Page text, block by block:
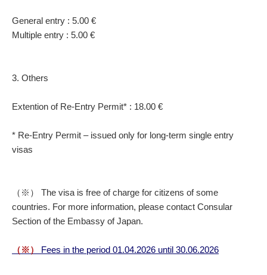
General entry : 5.00 €
Multiple entry : 5.00 €
3. Others
Extention of Re-Entry Permit* : 18.00 €
* Re-Entry Permit – issued only for long-term single entry
visas
（※） The visa is free of charge for citizens of some
countries. For more information, please contact Consular
Section of the Embassy of Japan.
（※） Fees in the period 01.04.2026 until 30.06.2026